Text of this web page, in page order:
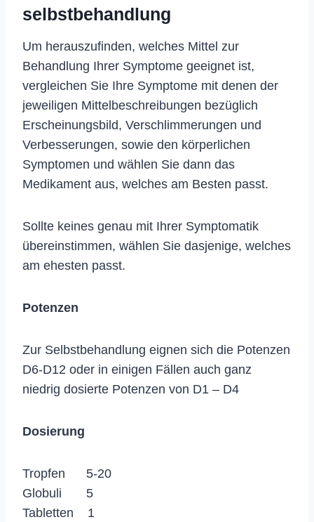
selbstbehandlung
Um herauszufinden, welches Mittel zur
Behandlung Ihrer Symptome geeignet ist,
vergleichen Sie Ihre Symptome mit denen der
jeweiligen Mittelbeschreibungen bezüglich
Erscheinungsbild, Verschlimmerungen und
Verbesserungen, sowie den körperlichen
Symptomen und wählen Sie dann das
Medikament aus, welches am Besten passt.
Sollte keines genau mit Ihrer Symptomatik
übereinstimmen, wählen Sie dasjenige, welches
am ehesten passt.
Potenzen
Zur Selbstbehandlung eignen sich die Potenzen
D6-D12 oder in einigen Fällen auch ganz
niedrig dosierte Potenzen von D1 – D4
Dosierung
Tropfen 5-20
Globuli 5
Tabletten 1